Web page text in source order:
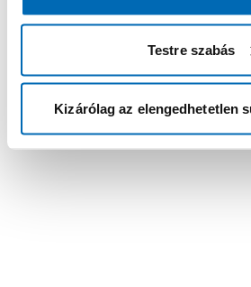
Testre szabás
Kizárólag az elengedhetetlen